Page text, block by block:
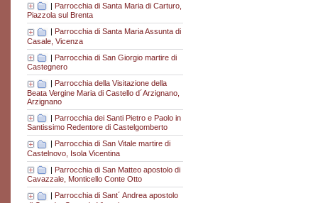
| Parrocchia di Santa Maria di Carturo,
Piazzola sul Brenta
| Parrocchia di Santa Maria Assunta di
Casale, Vicenza
| Parrocchia di San Giorgio martire di
Castegnero
| Parrocchia della Visitazione della
Beata Vergine Maria di Castello d´Arzignano,
Arzignano
| Parrocchia dei Santi Pietro e Paolo in
Santissimo Redentore di Castelgomberto
Parrocchia di San Vitale martire di
Castelnovo, Isola Vicentina
| Parrocchia di San Matteo apostolo di
Cavazzale, Monticello Conte Otto
Parrocchia di Sant´ Andrea apostolo